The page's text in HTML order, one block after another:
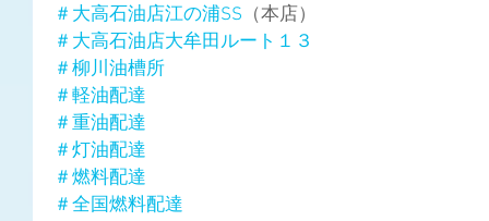
＃大高石油店江の浦SS （本店）
＃大高石油店大牟田ルート１３
＃柳川油槽所
＃軽油配達
＃重油配達
＃灯油配達
＃燃料配達
＃全国燃料配達